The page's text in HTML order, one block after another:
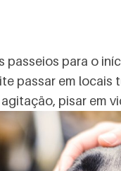
passeios para o
passar em
pisar em